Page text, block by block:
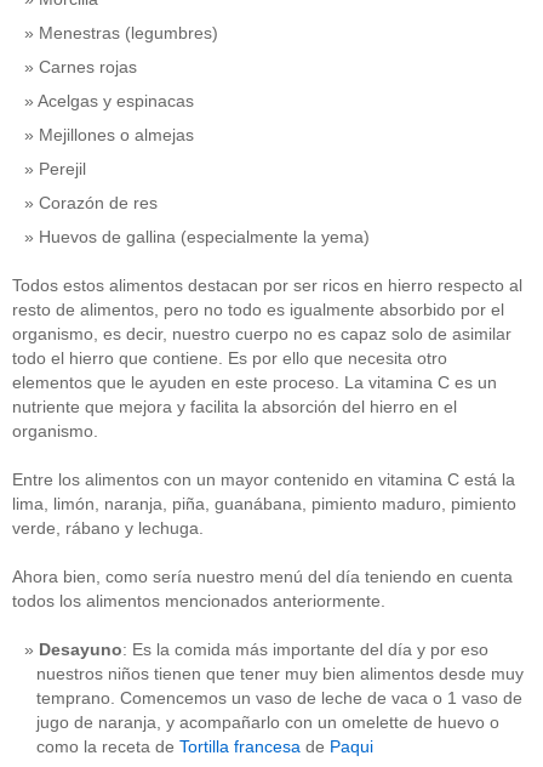
Menestras (legumbres)
Carnes rojas
Acelgas y espinacas
Mejillones o almejas
Perejil
Corazón de res
Huevos de gallina (especialmente la yema)
Todos estos alimentos destacan por ser ricos en hierro respecto al
resto de alimentos, pero no todo es igualmente absorbido por el
organismo, es decir, nuestro cuerpo no es capaz solo de asimilar
todo el hierro que contiene. Es por ello que necesita otro
elementos que le ayuden en este proceso. La vitamina C es un
nutriente que mejora y facilita la absorción del hierro en el
organismo.
Entre los alimentos con un mayor contenido en vitamina C está la
lima, limón, naranja, piña, guanábana, pimiento maduro, pimiento
verde, rábano y lechuga.
Ahora bien, como sería nuestro menú del día teniendo en cuenta
todos los alimentos mencionados anteriormente.
Desayuno: Es la comida más importante del día y por eso
nuestros niños tienen que tener muy bien alimentos desde muy
temprano. Comencemos un vaso de leche de vaca o 1 vaso de
jugo de naranja, y acompañarlo con un omelette de huevo o
como la receta de Tortilla francesa de Paqui